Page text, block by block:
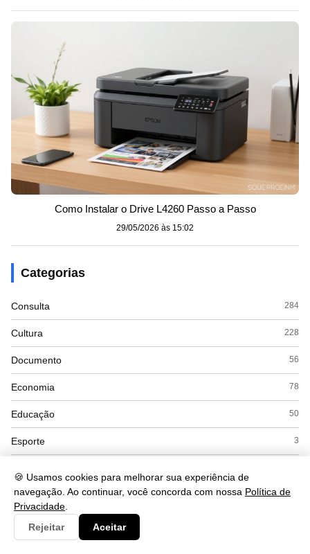
🍪 Usamos cookies para melhorar sua experiência de
navegação. Ao continuar, você concorda com nossa Política de
Privacidade
Rejeitar
Aceitar
Como Instalar o Drive L4260 Passo a Passo
29/05/2026 às 15:02
Categorias
Consulta 284
Cultura 228
Documento 56
Economia 78
Educação 50
Esporte 3
Governo 31
Interpretacao